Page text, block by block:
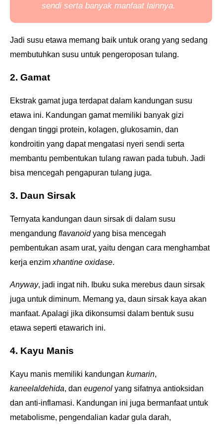
sendi serta banyak manfaat lainnya.
Jadi susu etawa memang baik untuk orang yang sedang
membutuhkan susu untuk pengeroposan tulang.
2. Gamat
Ekstrak gamat juga terdapat dalam kandungan susu
etawa ini. Kandungan gamat memiliki banyak gizi
dengan tinggi protein, kolagen, glukosamin, dan
kondroitin yang dapat mengatasi nyeri sendi serta
membantu pembentukan tulang rawan pada tubuh. Jadi
bisa mencegah pengapuran tulang juga.
3. Daun Sirsak
Ternyata kandungan daun sirsak di dalam susu
mengandung flavanoidyang bisa mencegah
pembentukan asam urat, yaitu dengan cara menghambat
kerja enzim xhantine oxidase.
Anyway, jadi ingat nih. Ibuku suka merebus daun sirsak
juga untuk diminum. Memang ya, daun sirsak kaya akan
manfaat. Apalagi jika dikonsumsi dalam bentuk susu
etawa seperti etawarich ini.
4. Kayu Manis
Kayu manis memiliki kandungan kumarin,
kaneelaldehida, dan eugenol yang sifatnya antioksidan
dan anti-inflamasi. Kandungan ini juga bermanfaat untuk
metabolisme, pengendalian kadar gula darah,